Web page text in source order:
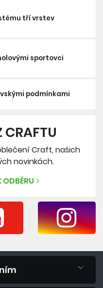
tří vrstev
sportovci
podmínkami
CRAFTU
Craft, našich
novinkách.
ODBĚRU